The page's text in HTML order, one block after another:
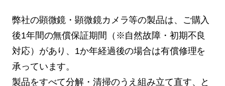
弊社の顕微鏡・顕微鏡カメラ等の製品は、ご購入
後1年間の無償保証期間（※自然故障・初期不良
対応）があり、1か年経過後の場合は有償修理を
承っています。
製品をすべて分解・清掃のうえ組み立て直す、と